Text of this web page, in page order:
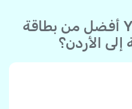
ما الذي يجعل Yolla أفضل من بطاقة
إلى الأردن؟